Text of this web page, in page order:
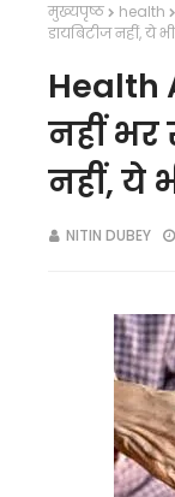
मुख्यपृष्ठ health
डायबिटीज नहीं, ये
Health
नहीं भर
नहीं, ये
NITIN DUBEY